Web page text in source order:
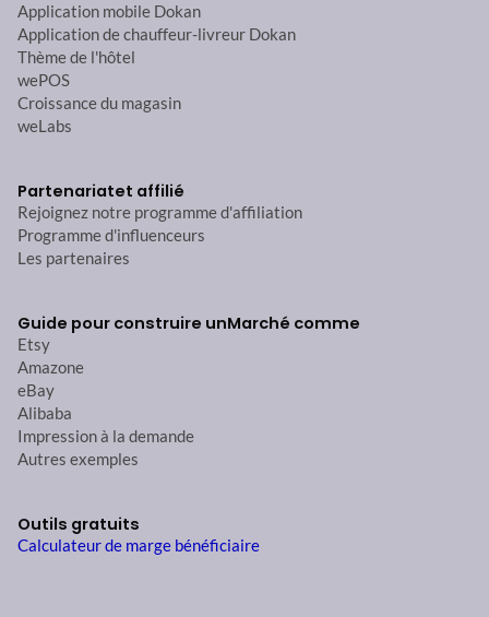
Application mobile Dokan
Application de chauffeur-livreur Dokan
Thème de l'hôtel
wePOS
Croissance du magasin
weLabs
Partenariatet affilié
Rejoignez notre programme d'affiliation
Programme d'influenceurs
Les partenaires
Guide pour construire unMarché comme
Etsy
Amazone
eBay
Alibaba
Impression à la demande
Autres exemples
Outils gratuits
Calculateur de marge bénéficiaire